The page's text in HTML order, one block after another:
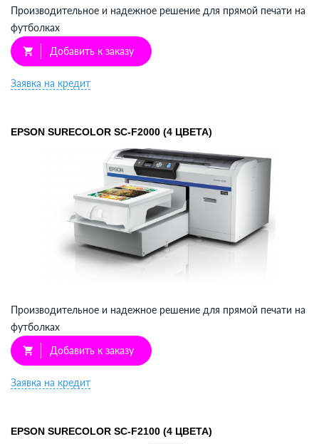
Производительное и надежное решение для прямой печати на
футболках
shopping_cart Добавить к заказу
Заявка на кредит
EPSON SURECOLOR SC-F2000 (4 ЦВЕТА)
Производительное и надежное решение для прямой печати на
футболках
shopping_cart Добавить к заказу
Заявка на кредит
EPSON SURECOLOR SC-F2100 (4 ЦВЕТА)